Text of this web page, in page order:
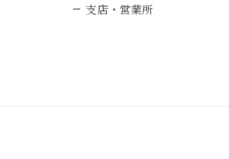
支店・営業所